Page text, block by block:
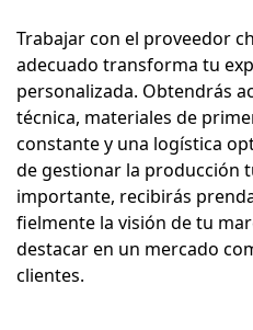
Trabajar con el proveedor
adecuado transforma tu
personalizada. Obtendrás
técnica, materiales de
constante y una logística
de gestionar la producción
importante, recibirás
fielmente la visión de tu
destacar en un mercado
clientes.